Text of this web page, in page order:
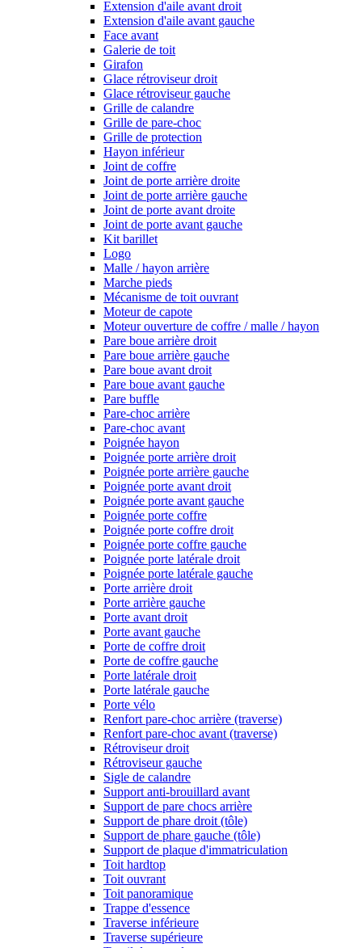
Extension d'aile avant droit
Extension d'aile avant gauche
Face avant
Galerie de toit
Girafon
Glace rétroviseur droit
Glace rétroviseur gauche
Grille de calandre
Grille de pare-choc
Grille de protection
Hayon inférieur
Joint de coffre
Joint de porte arrière droite
Joint de porte arrière gauche
Joint de porte avant droite
Joint de porte avant gauche
Kit barillet
Logo
Malle / hayon arrière
Marche pieds
Mécanisme de toit ouvrant
Moteur de capote
Moteur ouverture de coffre / malle / hayon
Pare boue arrière droit
Pare boue arrière gauche
Pare boue avant droit
Pare boue avant gauche
Pare buffle
Pare-choc arrière
Pare-choc avant
Poignée hayon
Poignée porte arrière droit
Poignée porte arrière gauche
Poignée porte avant droit
Poignée porte avant gauche
Poignée porte coffre
Poignée porte coffre droit
Poignée porte coffre gauche
Poignée porte latérale droit
Poignée porte latérale gauche
Porte arrière droit
Porte arrière gauche
Porte avant droit
Porte avant gauche
Porte de coffre droit
Porte de coffre gauche
Porte latérale droit
Porte latérale gauche
Porte vélo
Renfort pare-choc arrière (traverse)
Renfort pare-choc avant (traverse)
Rétroviseur droit
Rétroviseur gauche
Sigle de calandre
Support anti-brouillard avant
Support de pare chocs arrière
Support de phare droit (tôle)
Support de phare gauche (tôle)
Support de plaque d'immatriculation
Toit hardtop
Toit ouvrant
Toit panoramique
Trappe d'essence
Traverse inférieure
Traverse supérieure